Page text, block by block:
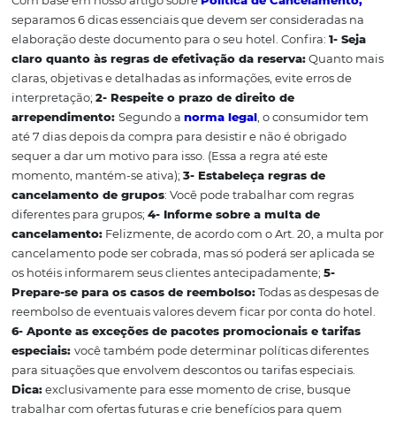
Na cartilha não foi especificado quando ao
reservas hoteleiras, limitando-se ao setor aéreo. Sendo
hoteleiros permanecem “livres” para estabelecer suas
porém sempre respeitando o código de defesa do
em torno do processo de cancelamento de suas reservas
reembolso de maneira independente.
Afinal, o que
para criar uma
de cancelamento?
Este documento é essencial para a gestão do seu hotel.
garante clareza e objetividade nas regras de desistência
seguir as normas legais de forma a promover
Ao mesmo tempo, evitar desentendimentos
Com base em nosso artigo sobrePolítica de